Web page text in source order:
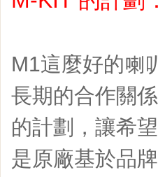
M1這麼好的喇
長期的合作關
的計劃，讓希
是原廠基於品